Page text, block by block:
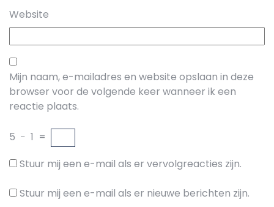
Website
Mijn naam, e-mailadres en website opslaan in deze
browser voor de volgende keer wanneer ik een
reactie plaats.
5 − 1 =
Stuur mij een e-mail als er vervolgreacties zijn.
Stuur mij een e-mail als er nieuwe berichten zijn.